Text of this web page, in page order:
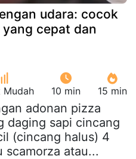
udara: cocok
cepat dan
Mudah 10 min 15 min
adonan pizza
daging sapi cincang
(cincang halus) 4
scamorza atau...